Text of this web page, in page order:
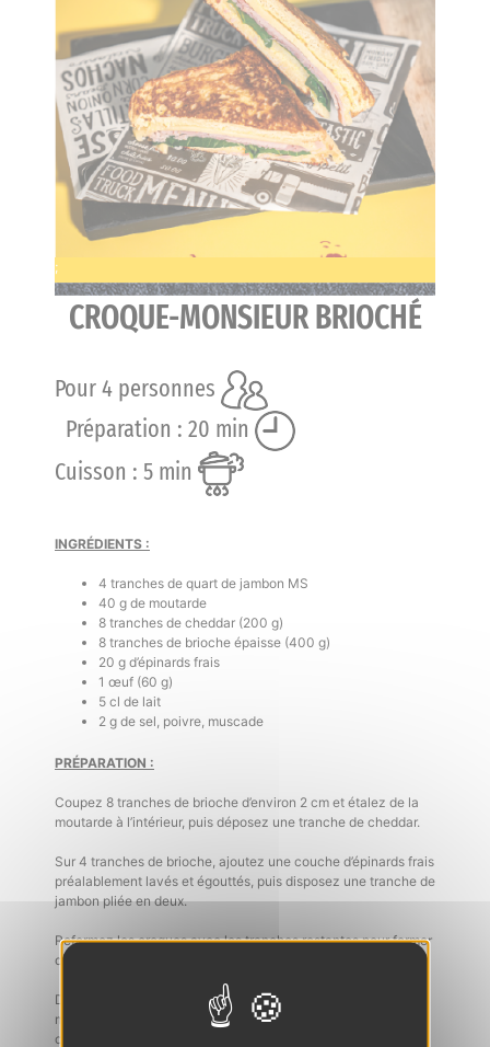
;
CROQUE-MONSIEUR BRIOCHÉ
Pour 4 personnes
Préparation : 20 min
Cuisson : 5 min
INGRÉDIENTS :
4 tranches de quart de jambon MS
40 g de moutarde
8 tranches de cheddar (200 g)
8 tranches de brioche épaisse (400 g)
20 g d’épinards frais
1 œuf (60 g)
5 cl de lait
2 g de sel, poivre, muscade
PRÉPARATION :
Coupez 8 tranches de brioche d’environ 2 cm et étalez de la
moutarde à l’intérieur, puis déposez une tranche de cheddar.
Sur 4 tranches de brioche, ajoutez une couche d’épinards frais
préalablement lavés et égouttés, puis disposez une tranche de
jambon pliée en deux.
Refermez les croques avec les tranches restantes pour former
des sandwichs.
Dans un bol, battez l’œuf avec le lait, le sel, le poivre et la
muscade, puis badigeonnez généreusement un côté de
chaque croque avec l’appareil.